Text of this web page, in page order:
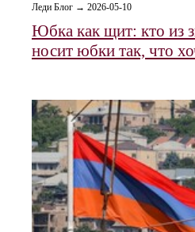
Леди Блог → 2026-05-10
Юбка как щит: кто из
носит юбки так, что